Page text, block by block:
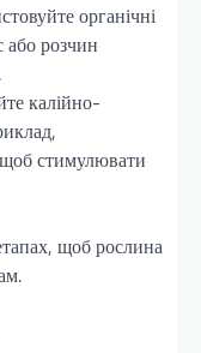
органічні
або розчин
калійно-
стимулювати
щоб рослина